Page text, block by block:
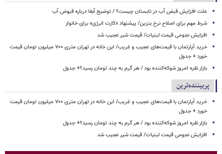
علت افزایش قبض آب در تابستان چیست؟ / توضیح آبفا درباره قبوض آب
شرط مهم برای اصلاح نرخ بنزین/ پیشنهاد «کارت انرژی» برای خانوار
افزایش نجومی قیمت لبنیات/ قیمت شیر عجیب شد
خرید آپارتمان با قیمت‌های عجیب و غریب/ این خانه در تهران متری ۷۰۰ میلیون تومان قیمت
خورد + جدول
بازار نقره امروز شوکه‌کننده بود / هر گرم به چند تومان رسید؟+ جدول
پربیننده‌ترین
خرید آپارتمان با قیمت‌های عجیب و غریب/ این خانه در تهران متری ۷۰۰ میلیون تومان قیمت
خورد + جدول
بازار نقره امروز شوکه‌کننده بود / هر گرم به چند تومان رسید؟+ جدول
افزایش نجومی قیمت لبنیات/ قیمت شیر عجیب شد